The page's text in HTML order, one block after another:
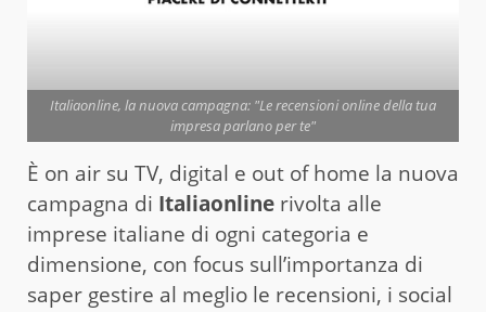
Italiaonline, la nuova campagna: "Le recensioni online della tua
impresa parlano per te"
È on air su TV, digital e out of home la nuova
campagna di Italiaonline rivolta alle
imprese italiane di ogni categoria e
dimensione, con focus sull’importanza di
saper gestire al meglio le recensioni, i social